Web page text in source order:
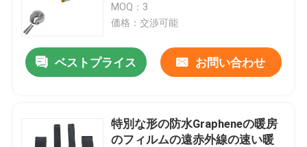
MOQ：3
価格：交渉可能
ベストプライス お問い合わせ
特別な形の防水Grapheneの暖房
のフィルムの遠赤外線の速い暖